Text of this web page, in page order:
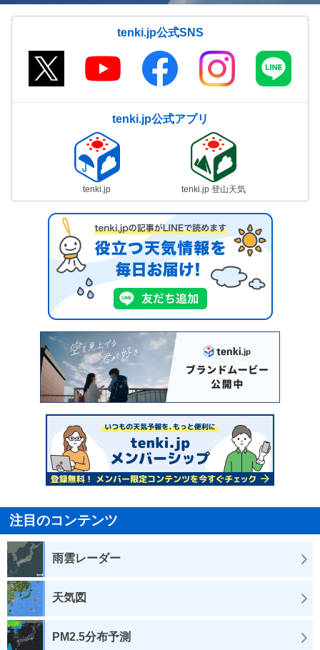
tenki.jp公式SNS
tenki.jp公式アプリ
tenki.jp tenki.jp 登山天気
注目のコンテンツ
雨雲レーダー
天気図
PM2.5分布予測